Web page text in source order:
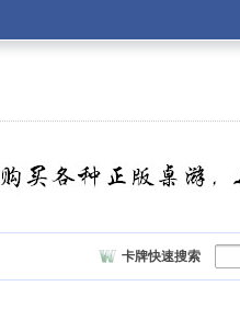
卡牌快速搜索